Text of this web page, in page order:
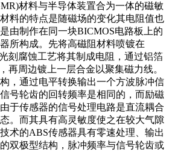
材料与半导体装置合为一体的磁敏
料的特点是随磁场的变化其电阻值也
由制作在同一块BICMOS电路板上的
所构成。先将高磁阻材料喷镀在
刻腐蚀工艺将其制成电阻，通过铝箔
再周边镀上一层合金以聚集磁力线。
，通过电平转换输出一个方波脉冲信
号轮齿的回转频率是相同的，而励磁
于传感器的信号处理电路是直流耦合
。而其具有高灵敏度使之在较大气隙
术的ABS传感器具有零速处理、输出
双极型结构，脉冲频率与信号轮齿或